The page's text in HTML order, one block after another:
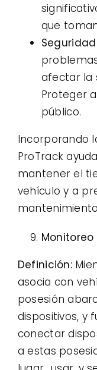
que
afectar la
Proteger
público.
Incorporando
ProTrack
mantener el
vehículo y a
Definición:
asocia con
posesión
dispositivos, y
conectar
a estas